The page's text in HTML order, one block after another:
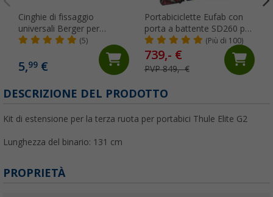
Cinghie di fissaggio
universali Berger per
portabici 4 pezzi(5)
5,99 €
Portabiciclette Eufab con
porta a battente SD260 per
2 biciclette nero(Più di 100)
739,- €
PVP 849,- €
DESCRIZIONE DEL PRODOTTO
Kit di estensione per la terza ruota per portabici Thule Elite G2
Lunghezza del binario: 131 cm
PROPRIETÀ